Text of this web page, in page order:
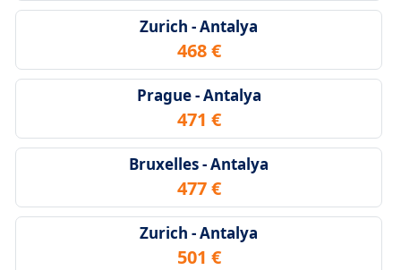
Zurich - Antalya
468 €
Prague - Antalya
471 €
Bruxelles - Antalya
477 €
Zurich - Antalya
501 €